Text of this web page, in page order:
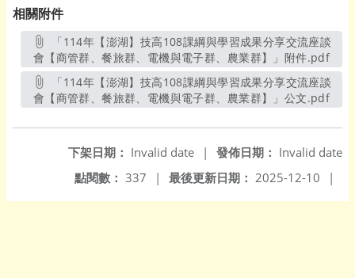
相關附件
會【商管群、餐旅群、電機與電子群、農業群】」附件.pdf另開
會【商管群、餐旅群、電機與電子群、農業群】」公文.pdf另開
發佈日期： Invalid date
下架日期： Invalid date
|
最後更新日期： 2025-12-10 |
點閱數： 337 |